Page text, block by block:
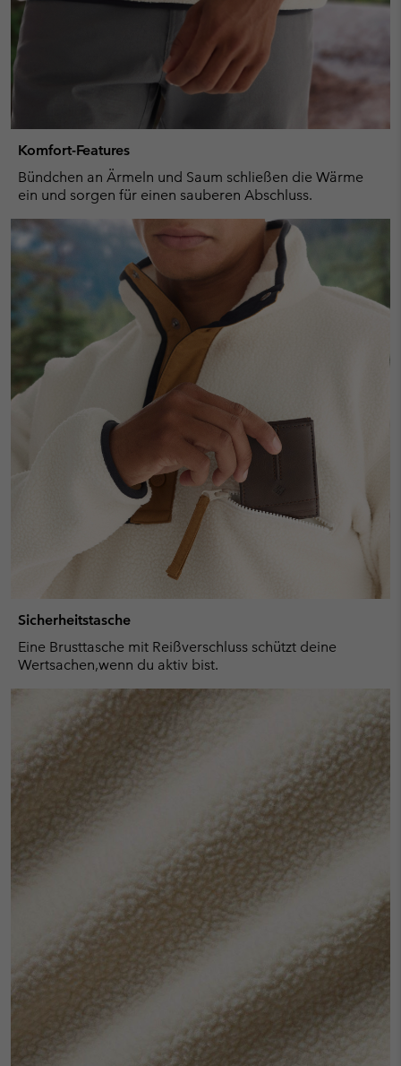
Komfort-Features
Bündchen an Ärmeln und Saum schließen die Wärme
ein und sorgen für einen sauberen Abschluss.
Sicherheitstasche
Eine Brusttasche mit Reißverschluss schützt deine
Wertsachen,wenn du aktiv bist.